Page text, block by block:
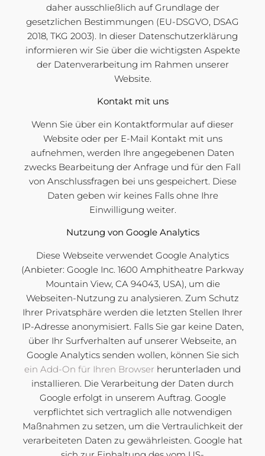
daher ausschließlich auf Grundlage der
gesetzlichen Bestimmungen (EU-DSGVO, DSAG
2018, TKG 2003). In dieser Datenschutzerklärung
informieren wir Sie über die wichtigsten Aspekte
der Datenverarbeitung im Rahmen unserer
Website.
Kontakt mit uns
Wenn Sie über ein Kontaktformular auf dieser
Website oder per E-Mail Kontakt mit uns
aufnehmen, werden Ihre angegebenen Daten
zwecks Bearbeitung der Anfrage und für den Fall
von Anschlussfragen bei uns gespeichert. Diese
Daten geben wir keines Falls ohne Ihre
Einwilligung weiter.
Nutzung von Google Analytics
Diese Webseite verwendet Google Analytics
(Anbieter: Google Inc. 1600 Amphitheatre Parkway
Mountain View, CA 94043, USA), um die
Webseiten-Nutzung zu analysieren. Zum Schutz
Ihrer Privatsphäre werden die letzten Stellen Ihrer
IP-Adresse anonymisiert. Falls Sie gar keine Daten,
über Ihr Surfverhalten auf unserer Webseite, an
Google Analytics senden wollen, können Sie sich
ein Add-On für Ihren Browser herunterladen und
installieren. Die Verarbeitung der Daten durch
Google erfolgt in unserem Auftrag. Google
verpflichtet sich vertraglich alle notwendigen
Maßnahmen zu setzen, um die Vertraulichkeit der
verarbeiteten Daten zu gewährleisten. Google hat